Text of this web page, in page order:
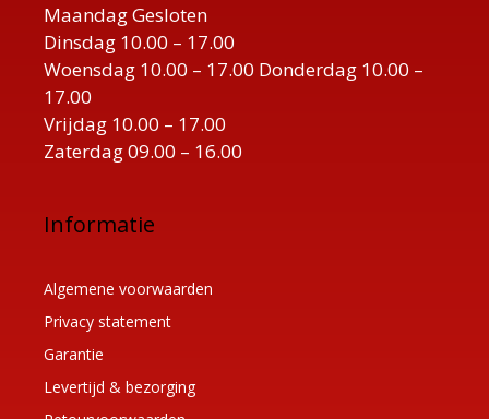
Maandag Gesloten
Dinsdag 10.00 – 17.00
Woensdag 10.00 – 17.00 Donderdag 10.00 –
17.00
Vrijdag 10.00 – 17.00
Zaterdag 09.00 – 16.00
Informatie
Algemene voorwaarden
Privacy statement
Garantie
Levertijd & bezorging